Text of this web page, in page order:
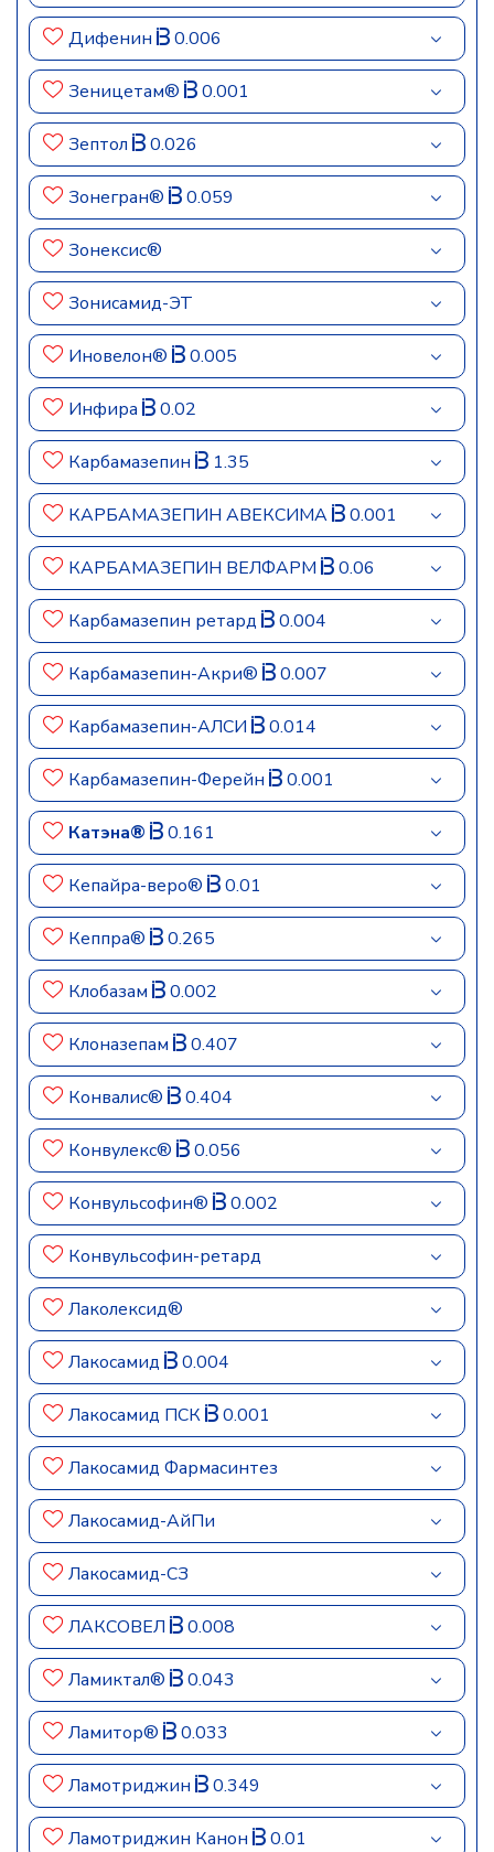
Дифенин 0.006
Зеницетам® 0.001
Зептол 0.026
Зонегран® 0.059
Зонексис®
Зонисамид-ЭТ
Иновелон® 0.005
Инфира 0.02
Карбамазепин 1.35
КАРБАМАЗЕПИН АВЕКСИМА 0.001
КАРБАМАЗЕПИН ВЕЛФАРМ 0.06
Карбамазепин ретард 0.004
Карбамазепин-Акри® 0.007
Карбамазепин-АЛСИ 0.014
Карбамазепин-Ферейн 0.001
Катэна® 0.161
Кепайра-веро® 0.01
Кеппра® 0.265
Клобазам 0.002
Клоназепам 0.407
Конвалис® 0.404
Конвулекс® 0.056
Конвульсофин® 0.002
Конвульсофин-ретард
Лаколексид®
Лакосамид 0.004
Лакосамид ПСК 0.001
Лакосамид Фармасинтез
Лакосамид-АйПи
Лакосамид-СЗ
ЛАКСОВЕЛ 0.008
Ламиктал® 0.043
Ламитор® 0.033
Ламотриджин 0.349
Ламотриджин Канон 0.01